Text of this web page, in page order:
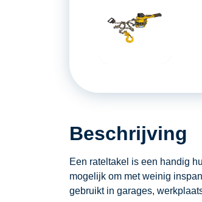
Beschrijving
Een rateltakel is een handig
mogelijk om met weinig
gebruikt in garages,